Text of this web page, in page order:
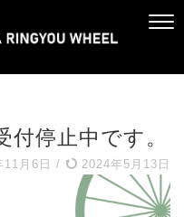
停止中です。
11月6日 / 2024年5月13日